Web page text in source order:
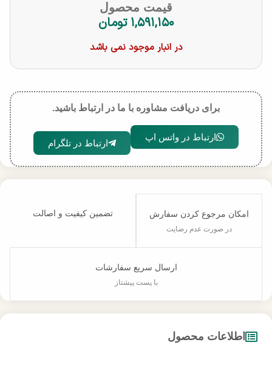
قیمت محصول
۱,۵۹۱,۱۵۰ تومان
در انبار موجود نمی باشد
برای دریافت مشاوره با ما در ارتباط باشید.
ارتباط در واتس اپ
ارتباط در تلگرام
امکان مرجوع کردن سفارش
در صورت عدم رضایت
تضمین کیفیت و اصالت
ارسال سریع سفارشات
با پست پیشتاز
اطلاعات محصول